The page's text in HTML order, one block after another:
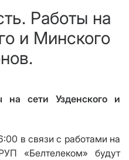
Работы на
и Минского
на сети Узденского и
в связи с работами на
«Белтелеком» будут